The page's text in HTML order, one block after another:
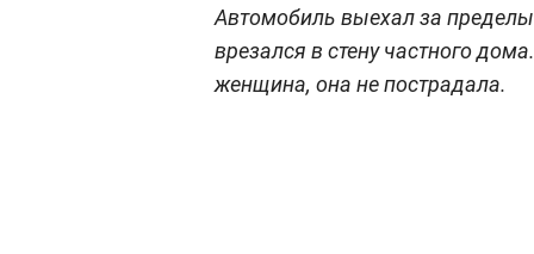
Автомобиль выехал за
врезался в стену частного
женщина, она не пострадала.